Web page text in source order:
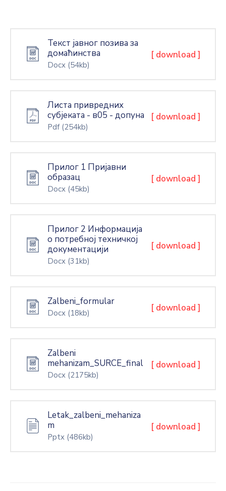
Текст јавног позива за
домаћинства
Docx (54kb)
[ download ]
Листа привредних
субјеката - в05 - допуна
Pdf (254kb)
[ download ]
Прилог 1 Пријавни
образац
Docx (45kb)
[ download ]
Прилог 2 Информација
о потребној техничкој
документацији
Docx (31kb)
[ download ]
Zalbeni_formular
Docx (18kb) [ download ]
Zalbeni
mehanizam_SURCE_final
Docx (2175kb)
[ download ]
Letak_zalbeni_mehaniza
m
Pptx (486kb)
[ download ]